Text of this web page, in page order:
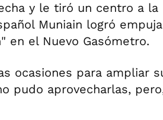
y le tiró un centro a la
Muniain logró
en el Nuevo Gasómetro.
ocasiones para ampliar
pudo aprovecharlas,